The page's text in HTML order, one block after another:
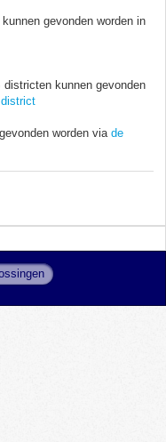
gevonden worden in
kunnen gevonden
worden via de